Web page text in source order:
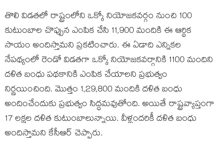
తొలి విడ‌త‌లో రాష్ట్రంలోని ఒక్కో నియోజ‌క‌వ‌ర్గం నుంచి 100
కుటుంబాల చొప్పున ఎంపిక చేసి 11,900 మందికి ఈ ఆర్థిక
సాయం అందిస్తామ‌ని ప్ర‌క‌టించారు. ఈ ఏడాది ఎన్నిక‌ల
నేప‌థ్యంలో రెండో విడ‌త‌గా ఒక్కో నియోజ‌క‌వ‌ర్గానికి 1100 మందిని
ద‌ళిత బంధు ప‌థ‌కానికి ఎంపిక చేయాల‌ని ప్ర‌భుత్వం
నిర్ణయించింది. మొత్తం 1,29,800 మందికి ద‌ళిత బంధు
అందించేందుకు ప్ర‌భుత్వం సిద్ధ‌మ‌వుతోంది. అయితే రాష్ట్రవ్యాప్తంగా
17 ల‌క్ష‌ల ద‌ళిత కుటుంబాలున్నాయి. వీళ్లంద‌రికీ ద‌ళిత బంధు
అందిస్తామ‌ని కేసీఆర్ చెప్పారు.